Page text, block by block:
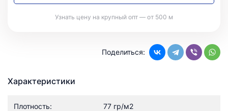
Узнать цену на крупный опт — от 500 м
Поделиться:
Характеристики
Плотность: 77 гр/м2